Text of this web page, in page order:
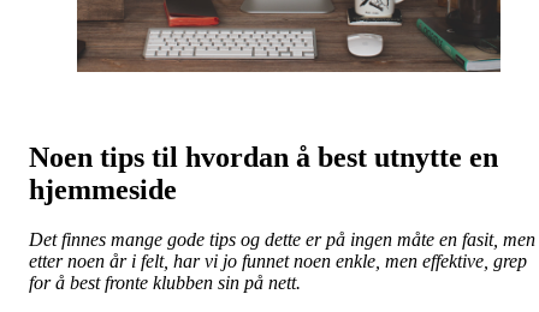
Noen tips til hvordan å best utnytte en
hjemmeside
Det finnes mange gode tips og dette er på ingen måte en fasit, men
etter noen år i felt, har vi jo funnet noen enkle, men effektive, grep
for å best fronte klubben sin på nett.